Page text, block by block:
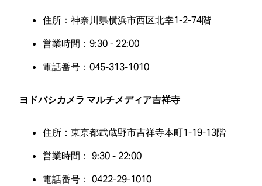
住所：神奈川県横浜市西区北幸1-2-74階
営業時間：9:30 - 22:00
電話番号：045-313-1010
ヨドバシカメラ マルチメディア吉祥寺
住所：東京都武蔵野市吉祥寺本町1-19-13階
営業時間： 9:30 - 22:00
電話番号： 0422-29-1010